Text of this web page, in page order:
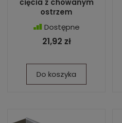
cięcia z chowanym
ostrzem
Dostępne
21,92 zł
Do koszyka